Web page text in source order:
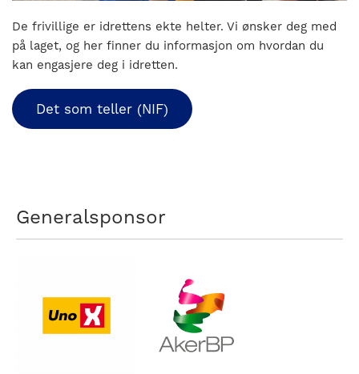
til
bli
folkesport.
De frivillige er idrettens ekte helter. Vi ønsker deg med
på laget, og her finner du informasjon om hvordan du
kan engasjere deg i idretten.
Det som teller (NIF)
Generalsponsor